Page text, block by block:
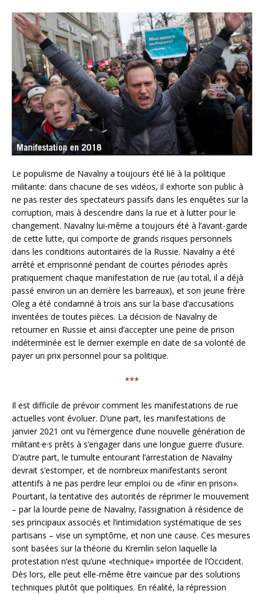
Le populisme de Navalny a toujours été lié à la politique
militante: dans chacune de ses vidéos, il exhorte son public à
ne pas rester des spectateurs passifs dans les enquêtes sur la
corruption, mais à descendre dans la rue et à lutter pour le
changement. Navalny lui-même a toujours été à l’avant-garde
de cette lutte, qui comporte de grands risques personnels
dans les conditions autoritaires de la Russie. Navalny a été
arrêté et emprisonné pendant de courtes périodes après
pratiquement chaque manifestation de rue (au total, il a déjà
passé environ un an derrière les barreaux), et son jeune frère
Oleg a été condamné à trois ans sur la base d’accusations
inventées de toutes pièces. La décision de Navalny de
retourner en Russie et ainsi d’accepter une peine de prison
indéterminée est le dernier exemple en date de sa volonté de
payer un prix personnel pour sa politique.
***
Il est difficile de prévoir comment les manifestations de rue
actuelles vont évoluer. D’une part, les manifestations de
janvier 2021 ont vu l’émergence d’une nouvelle génération de
militant·e·s prêts à s’engager dans une longue guerre d’usure.
D’autre part, le tumulte entourant l’arrestation de Navalny
devrait s’estomper, et de nombreux manifestants seront
attentifs à ne pas perdre leur emploi ou de «finir en prison».
Pourtant, la tentative des autorités de réprimer le mouvement
– par la lourde peine de Navalny, l’assignation à résidence de
ses principaux associés et l’intimidation systématique de ses
partisans – vise un symptôme, et non une cause. Ces mesures
sont basées sur la théorie du Kremlin selon laquelle la
protestation n’est qu’une «technique» importée de l’Occident.
Dès lors, elle peut elle-même être vaincue par des solutions
techniques plutôt que politiques. En réalité, la répression